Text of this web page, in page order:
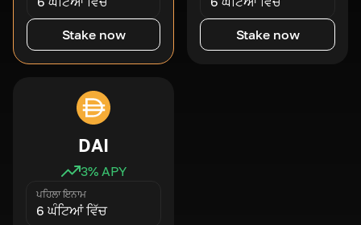
Stake now Stake now
DAI
3% APY
ਪਹਿਲਾ ਇਨਾਮ
6 ਘੰਟਿਆਂ ਵਿੱਚ